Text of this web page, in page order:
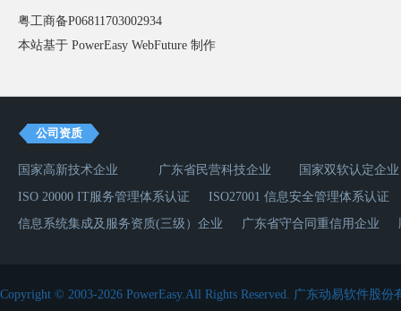
粤工商备P06811703002934
本站基于 PowerEasy WebFuture 制作
公司资质
国家高新技术企业 广东省民营科技企业
国家双软认定企业
ISO 20000 IT服务管理体系认证
ISO27001 信息安全管理体系认证
信息系统集成及服务资质(三级）企业
广东省守合同重信用企业
Copyright © 2003-2026 PowerEasy.All Rights Reserved. 广东动易软件股份